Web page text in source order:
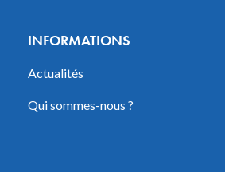
INFORMATIONS
Actualités
Qui sommes-nous ?